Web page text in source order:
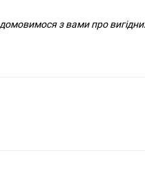
з вами про